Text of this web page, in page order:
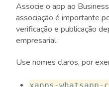
Associe o app ao
associação é importante
verificação e publicação
empresarial.
Use nomes claros, por
xapps-